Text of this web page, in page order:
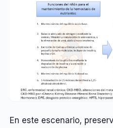
En este escenario,